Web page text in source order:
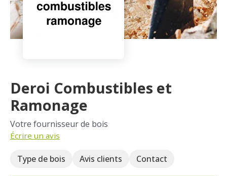
ESPACE PRO
Deroi Combustibles et
Ramonage
Votre fournisseur de bois
Écrire un avis
Type de bois Avis clients Contact